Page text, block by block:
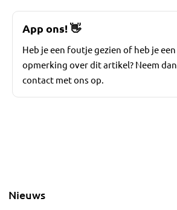
App ons! 👋
Heb je een foutje gezien of heb je een
opmerking over dit artikel? Neem dan
contact met ons op.
Nieuws